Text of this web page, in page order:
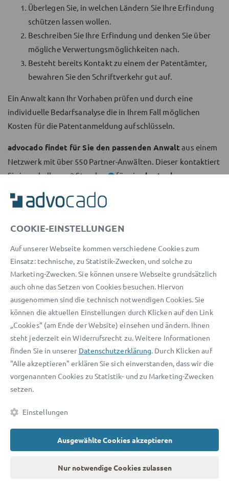
Überlegen Sie, in welchen Ländern Sie Ihre Erfindung
schützen lassen wollen.
Beschreiben Sie Ihre Erfindung und denken Sie über
mögliche Verwertungsmöglichkeiten nach.
Besteht bereits Kontakt zu einem der Patentämter,
bewahren Sie den Schriftverkehr gut auf.
Ein Anwalt kann Ihr Vorhaben prüfen und durch eine
individuelle Bedarfsanalyse die in Ihrem Fall möglichen
Kosten für die Patentanmeldung aufschlüsseln.
advocado findet für Sie den passenden Anwalt aus einem
Netzwerk mit über 550 Partner-Anwälten. Dieser kontaktiert
Sie innerhalb von 2 Stunden
für einekostenlose
Ersteinschätzung
zu den möglichen Kosten für das Patent.
Sie möchten ein Patent
anmelden?
Wir helfen Ihnen!
Mit der deutschlandweiten Anwaltsplattform
advocado finden Sie schnell und unkompliziert
den passenden Anwalt –
entscheiden Sie anschließend ganz in Ruhe, ob
Sie den Anwalt verbindlich beauftragen möchten.
Kostenlose Ersteinschätzung
COOKIE-EINSTELLUNGEN
Auf unserer Webseite kommen verschiedene Cookies zum
Einsatz: technische, zu Statistik-Zwecken, und solche zu
Marketing-Zwecken. Sie können unsere Webseite grundsätzlich
auch ohne das Setzen von Cookies besuchen. Hiervon
ausgenommen sind die technisch notwendigen Cookies. Sie
können die aktuellen Einstellungen durch Klicken auf den Link
„Cookies“ (am Ende der Website) einsehen und ändern. Ihnen
steht jederzeit ein Widerrufsrecht zu. Weitere Informationen
finden Sie in unserer Datenschutzerklärung. Durch Klicken auf
"Alle akzeptieren" erklären Sie sich einverstanden, dass wir die
vorgenannten Cookies zu Statistik- und zu Marketing-Zwecken
setzen.
Einstellungen
Ausgewählte Cookies akzeptieren
Nur notwendige Cookies zulassen